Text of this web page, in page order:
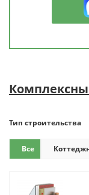
Тип строительства
Все